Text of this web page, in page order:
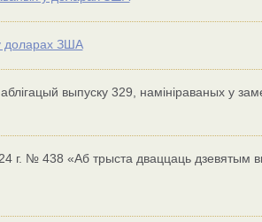
доларах ЗША
выпуску 329, намініраваных у
г. № 438 «Аб трыста дваццаць дзевятым